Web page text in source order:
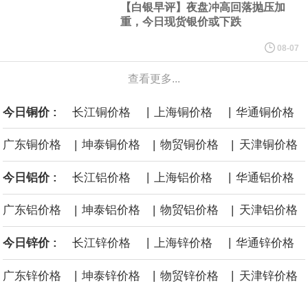
进一步扩大全年营运成果。
美国国会预算办公室（CBO）于当地时间5日发布报告称，美国海军
计划建造的15艘核动力“特朗普级”（Trump-class）战列舰，从研发
到采购的总费用可能高达2750亿美元，为美国有史以来最昂贵的水
面战舰项目之一。 根据CBO的初步估算，首舰造价约234亿美元，
后续14艘平均每艘约180亿美元。
黄金价格有望录得自今年1月以来最大单周涨幅。油价走弱为金价提
供支撑，同时投资者正等待美国非农就业数据，以寻找美国利率前
景的线索。StoneX高级分析师马特·辛普森表示，中东和平前景改善
【白银早评】夜盘冲高回落抛压加
重，今日现货银价或下跌
08-07
查看更多...
今日铜价 : 长江铜价格 | 上海铜价格 | 华通铜价格
广东铜价格 | 坤泰铜价格 | 物贸铜价格 | 天津铜价格
今日铝价 : 长江铝价格 上海铝价格 华通铝价格
广东铝价格 | 坤泰铝价格 | 物贸铝价格 | 天津铝价格
今日锌价 : 长江锌价格 上海锌价格 华通锌价格
广东锌价格 | 坤泰锌价格 | 物贸锌价格 | 天津锌价格